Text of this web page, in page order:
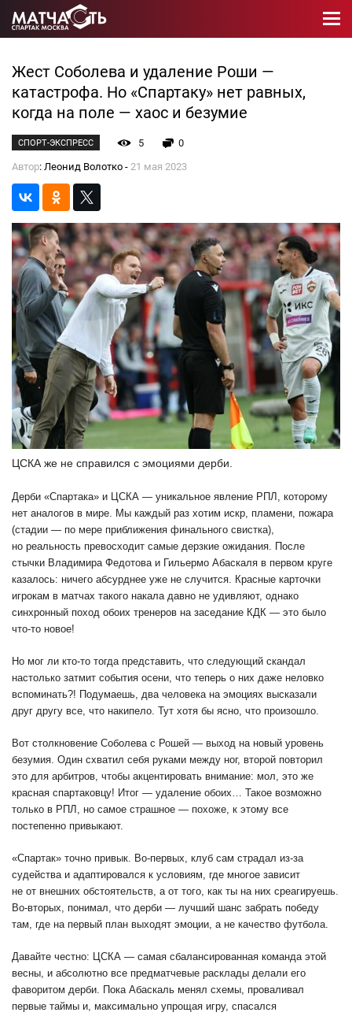
Жест Соболева и удаление Роши —
катастрофа. Но «Спартаку» нет равных,
когда на поле — хаос и безумие
СПОРТ-ЭКСПРЕСС 5
0
Автор: Леонид Волотко - 21 мая 2023
ЦСКА же не справился с эмоциями дерби.
Дерби «Спартака» и ЦСКА — уникальное явление РПЛ, которому
нет аналогов в мире. Мы каждый раз хотим искр, пламени, пожара
(стадии — по мере приближения финального свистка),
но реальность превосходит самые дерзкие ожидания. После
стычки Владимира Федотова и Гильермо Абаскаля в первом круге
казалось: ничего абсурднее уже не случится. Красные карточки
игрокам в матчах такого накала давно не удивляют, однако
синхронный поход обоих тренеров на заседание КДК — это было
что-то новое!
Но мог ли кто-то тогда представить, что следующий скандал
настолько затмит события осени, что теперь о них даже неловко
вспоминать?! Подумаешь, два человека на эмоциях высказали
друг другу все, что накипело. Тут хотя бы ясно, что произошло.
Вот столкновение Соболева с Рошей — выход на новый уровень
безумия. Один схватил себя руками между ног, второй повторил
это для арбитров, чтобы акцентировать внимание: мол, это же
красная спартаковцу! Итог — удаление обоих… Такое возможно
только в РПЛ, но самое страшное — похоже, к этому все
постепенно привыкают.
«Спартак» точно привык. Во-первых, клуб сам страдал из-за
судейства и адаптировался к условиям, где многое зависит
не от внешних обстоятельств, а от того, как ты на них среагируешь.
Во-вторых, понимал, что дерби — лучший шанс забрать победу
там, где на первый план выходят эмоции, а не качество футбола.
Давайте честно: ЦСКА — самая сбалансированная команда этой
весны, и абсолютно все предматчевые расклады делали его
фаворитом дерби. Пока Абаскаль менял схемы, проваливал
первые таймы и, максимально упрощая игру, спасался